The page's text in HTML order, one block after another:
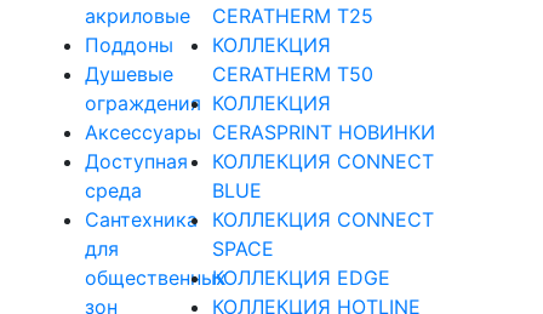
акриловые
Поддоны
Душевые
ограждения
Аксессуары
Доступная
среда
Cантехника
для
общественных
зон
CERATHERM T25
КОЛЛЕКЦИЯ
CERATHERM T50
КОЛЛЕКЦИЯ
CERASPRINT НОВИНКИ
КОЛЛЕКЦИЯ CONNECT
BLUE
КОЛЛЕКЦИЯ CONNECT
SPACE
КОЛЛЕКЦИЯ EDGE
КОЛЛЕКЦИЯ HOTLINE